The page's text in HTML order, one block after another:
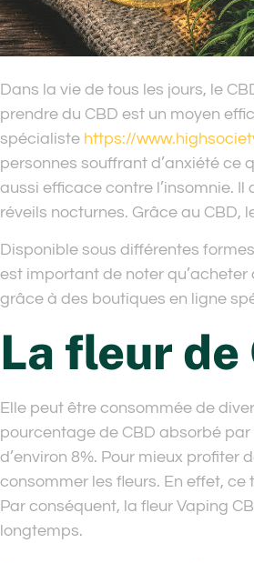
Dans la vie de tous les jours, le
prendre du CBD est un moyen
spécialiste https://
personnes souffrant d’anxiété ce
aussi efficace contre l’insomnie.
réveils nocturnes. Grâce au CBD,
Disponible sous différentes
est important de noter
grâce à des boutiques en ligne
La fleur de
Elle peut être consommée de
pourcentage de CBD absorbé
d’environ 8%. Pour mieux profiter
consommer les fleurs. En effet, ce
Par conséquent, la fleur Vaping
longtemps.